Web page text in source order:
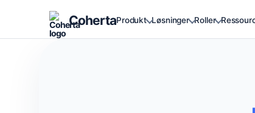
CohertaProdukt Løsninger Roller